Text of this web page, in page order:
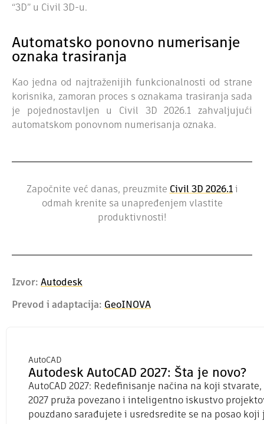
“3D” u Civil 3D-u.
Automatsko ponovno numerisanje
oznaka trasiranja
Kao jedna od najtraženijih funkcionalnosti od strane
korisnika, zamoran proces s oznakama trasiranja sada
je pojednostavljen u Civil 3D 2026.1 zahvaljujući
automatskom ponovnom numerisanja oznaka.
Započnite već danas, preuzmite Civil 3D 2026.1i
odmah krenite sa unapređenjem vlastite
produktivnosti!
Izvor: Autodesk
Prevod i adaptacija: GeoINOVA
AutoCAD
Autodesk AutoCAD 2027: Šta je novo?
AutoCAD 2027: Redefinisanje načina na koji
2027 pruža povezano i inteligentno iskustvo
pouzdano sarađujete i usredsredite se na posao